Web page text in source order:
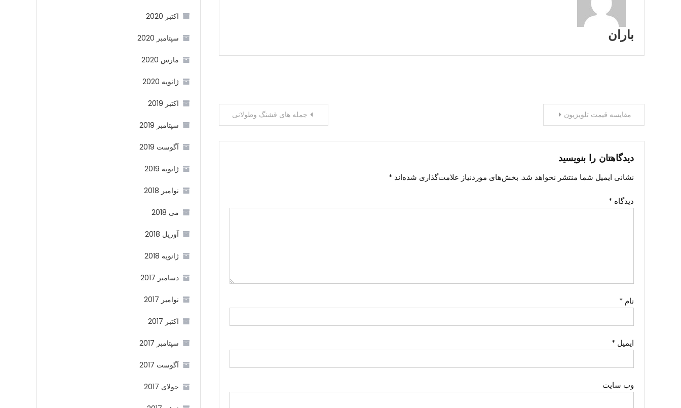
باران
راهبری
نوشته
جمله های قشنگ وطولانی مقایسه قیمت تلویزیون
دیدگاهتان را بنویسید
نشانی ایمیل شما منتشر نخواهد شد. بخش‌های موردنیاز علامت‌گذاری شده‌اند *
دیدگاه *
نام *
ایمیل *
وب‌ سایت
اکتبر 2020
سپتامبر 2020
مارس 2020
ژانویه 2020
اکتبر 2019
سپتامبر 2019
آگوست 2019
ژانویه 2019
نوامبر 2018
می 2018
آوریل 2018
ژانویه 2018
دسامبر 2017
نوامبر 2017
اکتبر 2017
سپتامبر 2017
آگوست 2017
جولای 2017